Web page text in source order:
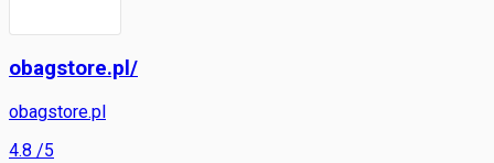
obagstore.pl/
obagstore.pl
4.8 /5